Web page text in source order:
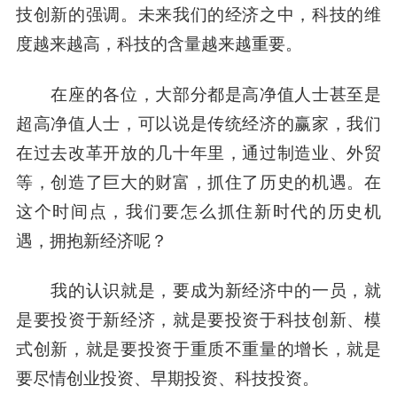
技创新的强调。 未来我们的经济之中，科技的维
度越来越高，科技的含量越来越重要。
在座的各位，大部分都是高净值人士甚至是
超高净值人士，可以说是传统经济的赢家，我们
在过去改革开放的几十年里，通过制造业、外贸
等，创造了巨大的财富，抓住了历史的机遇。在
这个时间点，我们要怎么抓住新时代的历史机
遇，拥抱新经济呢？
我的认识就是，要成为新经济中的一员，就
是要投资于新经济，就是要投资于科技创新、模
式创新，就是要投资于重质不重量的增长，就是
要尽情创业投资、早期投资、科技投资。